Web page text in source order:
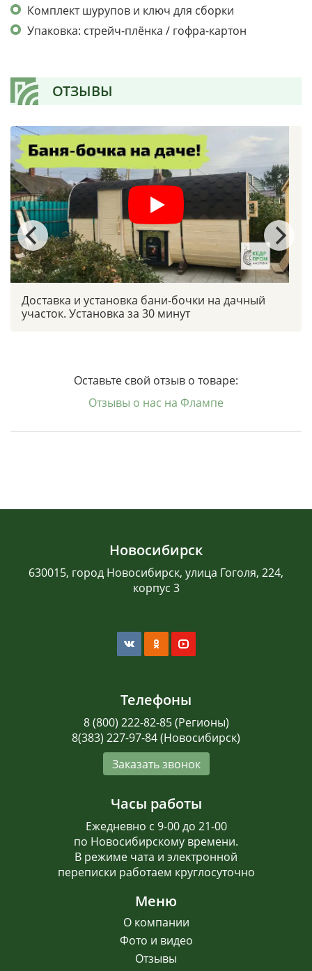
Комплект шурупов и ключ для сборки
Упаковка: стрейч-плёнка / гофра-картон
ОТЗЫВЫ
Доставка и установка бани-бочки на дачный
участок. Установка за 30 минут
Оставьте свой отзыв о товаре:
Отзывы о нас на Флампе
Новосибирск
630015, город Новосибирск, улица Гоголя, 224,
корпус 3
Телефоны
8 (800) 222-82-85 (Регионы)
8(383) 227-97-84 (Новосибирск)
Заказать звонок
Часы работы
Ежедневно с 9-00 до 21-00
по Новосибирскому времени.
В режиме чата и электронной
переписки работаем круглосуточно
Меню
О компании
Фото и видео
Отзывы